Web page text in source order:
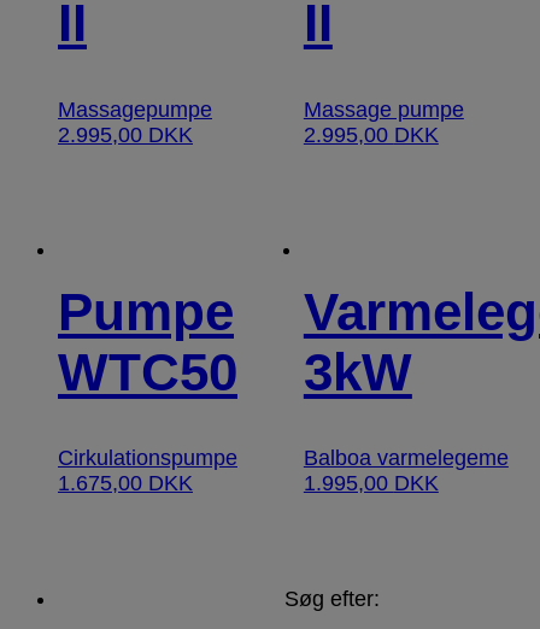
II
Massagepumpe
2.995,00 DKK
II
Massage pumpe
2.995,00 DKK
Pumpe
WTC50
Cirkulationspumpe
1.675,00 DKK
3kW
Balboa varmelegeme
1.995,00 DKK
Søg efter: